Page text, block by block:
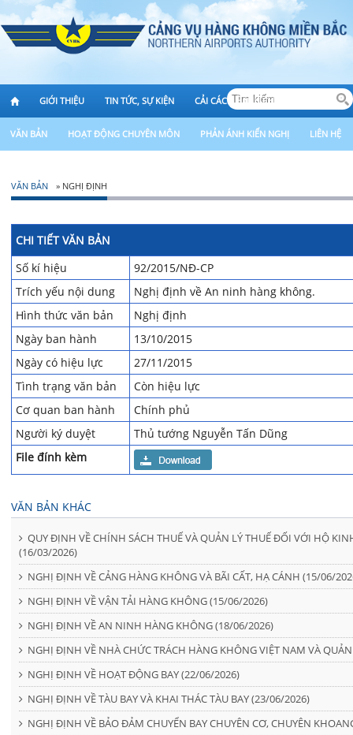
GIỚI THIỆU TIN TỨC, SỰ KIỆN CẢI CÁCH HÀNH CHÍNH
VĂN BẢN HOẠT ĐỘNG CHUYÊN MÔN PHẢN ÁNH KIẾN NGHỊ LIÊN HỆ
VĂN BẢN » NGHỊ ĐỊNH
CHI TIẾT VĂN BẢN
Số kí hiệu
92/2015/NĐ-CP
Trích yếu nội dung
Nghị định về An ninh hàng không.
Hình thức văn bản
Nghị định
Ngày ban hành
13/10/2015
Ngày có hiệu lực
27/11/2015
Tình trạng văn bản
Còn hiệu lực
Cơ quan ban hành
Chính phủ
Người ký duyệt
Thủ tướng Nguyễn Tấn Dũng
File đính kèm
VĂN BẢN KHÁC
QUY ĐỊNH VỀ CHÍNH SÁCH THUẾ VÀ QUẢN LÝ THUẾ ĐỐI VỚI HỘ
(16/03/2026)
NGHỊ ĐỊNH VỀ CẢNG HÀNG KHÔNG VÀ BÃI CẤT, HẠ CÁNH (15/06/
NGHỊ ĐỊNH VỀ VẬN TẢI HÀNG KHÔNG (15/06/2026)
NGHỊ ĐỊNH VỀ AN NINH HÀNG KHÔNG (18/06/2026)
NGHỊ ĐỊNH VỀ NHÀ CHỨC TRÁCH HÀNG KHÔNG VIỆT NAM VÀ
NGHỊ ĐỊNH VỀ HOẠT ĐỘNG BAY (22/06/2026)
NGHỊ ĐỊNH VỀ TÀU BAY VÀ KHAI THÁC TÀU BAY (23/06/2026)
NGHỊ ĐỊNH VỀ BẢO ĐẢM CHUYỂN BAY CHUYÊN CƠ, CHUYÊN